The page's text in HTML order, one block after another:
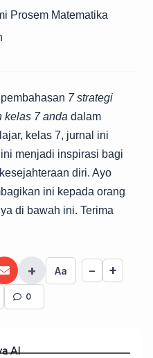
Prosem Matematika
7 strategi
kelas 7 anda dalam
kelas 7, jurnal ini
menjadi inspirasi bagi
diri. Ayo
ini kepada orang
di bawah ini. Terima
+ Aa − +
0
AI